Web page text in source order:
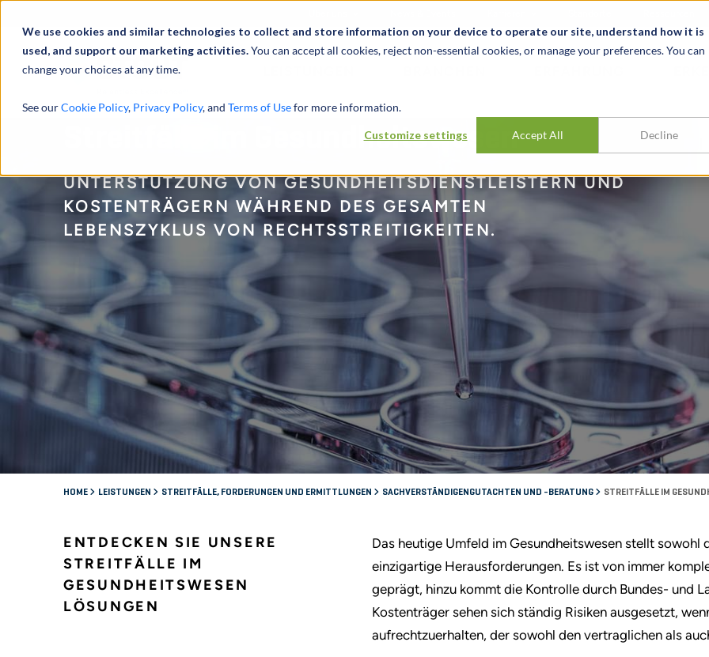
We use cookies and similar technologies to collect and store information on your device to operate our site, understand how it is
used, and support our marketing activities.You can accept all cookies, reject non-essential cookies, or manage your preferences. You can
change your choices at any time.
See ourCookie Policy, Privacy Policy, and Terms of Usefor more information.
Customize settings Accept All Decline
Streitfälle im Gesundheitswesen
UNTERSTÜTZUNG VON GESUNDHEITSDIENSTLEISTERN UND
KOSTENTRÄGERN WÄHREND DES GESAMTEN
LEBENSZYKLUS VON RECHTSSTREITIGKEITEN.
HOME LEISTUNGEN STREITFÄLLE, FORDERUNGEN UND ERMITTLUNGEN SACHVERSTÄNDIGENGUTACHTEN UND -BERATUNG STREITFÄLLE IM
ENTDECKEN SIE UNSERE
STREITFÄLLE IM
GESUNDHEITSWESEN
LÖSUNGEN
Das heutige Umfeld im Gesundheitswesen stellt
einzigartige Herausforderungen. Es ist von immer
geprägt, hinzu kommt die Kontrolle durch Bundes- und
Kostenträger sehen sich ständig Risiken ausgesetzt,
aufrechtzuerhalten, der sowohl den vertraglichen als